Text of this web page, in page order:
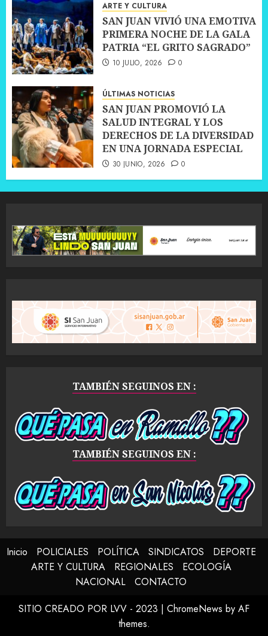
ARTE Y CULTURA
SAN JUAN VIVIÓ UNA EMOTIVA
PRIMERA NOCHE DE LA GALA
PATRIA “EL GRITO SAGRADO”
10 JULIO, 2026 0
ÚLTIMAS NOTICIAS
SAN JUAN PROMOVIÓ LA
SALUD INTEGRAL Y LOS
DERECHOS DE LA DIVERSIDAD
EN UNA JORNADA ESPECIAL
30 JUNIO, 2026 0
TAMBIÉN SEGUINOS EN :
TAMBIÉN SEGUINOS EN :
Inicio POLICIALES POLÍTICA SINDICATOS
DEPORTE
ARTE Y CULTURA
REGIONALES
ECOLOGÍA
NACIONAL
CONTACTO
SITIO CREADO POR LVV - 2023 | ChromeNews by AF
themes.